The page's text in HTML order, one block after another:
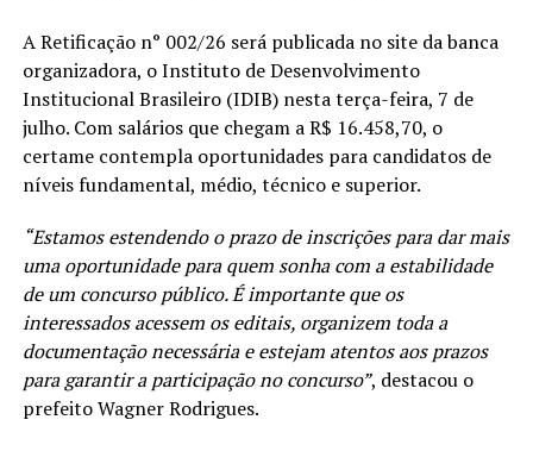
A Retificação n° 002/26 será publicada no site da banca
organizadora, o Instituto de Desenvolvimento
Institucional Brasileiro (IDIB) nesta terça-feira, 7 de
julho. Com salários que chegam a R$ 16.458,70, o
certame contempla oportunidades para candidatos de
níveis fundamental, médio, técnico e superior.
“Estamos estendendo o prazo de inscrições para dar mais
uma oportunidade para quem sonha com a estabilidade
de um concurso público. É importante que os
interessados acessem os editais, organizem toda a
documentação necessária e estejam atentos aos prazos
para garantir a participação no concurso”, destacou o
prefeito Wagner Rodrigues.